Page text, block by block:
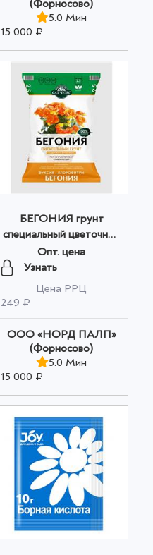
(Форносово)
5.0 Мин
15 000 ₽
БЕГОНИЯ грунт
специальный цветочный
2,5 л Сад Чудес оптом
Опт. цена
Узнать
Цена РРЦ
249 ₽
ООО «НОРД ПАЛП»
(Форносово)
5.0 Мин
15 000 ₽